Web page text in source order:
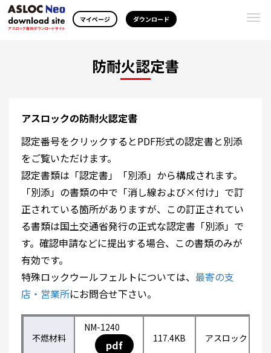
マイページ ダウンロード
防耐火認定書
アスロックの防耐火認定書
認定番号をクリックするとPDF形式の認定書と別添
をご覧いただけます。
認定書類は「認定書」「別添」から構成されます。
「別添」の書類の中で「消し線および×付け」で訂
正されている箇所がありますが、この訂正されてい
る書類は国土交通省発行の正式な認定書「別添」で
す。確認申請などに提出する場合、この書類のみが
有効です。
特殊ロックウールフェルトについては、 最寄の支
店・営業所にお問合せ下さい。
不燃材料
NM-1240
pdf 117.4KB アスロック